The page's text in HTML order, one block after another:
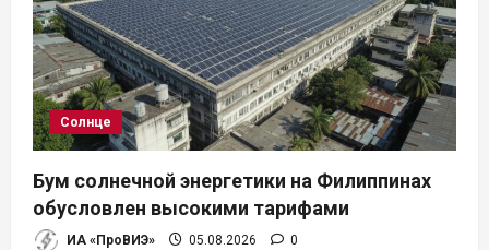
Солнце
Бум солнечной энергетики на Филиппинах
обусловлен высокими тарифами
ИА «ПроВИЭ» 05.08.2026 0